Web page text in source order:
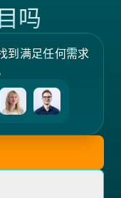
吗
到满足任何需求